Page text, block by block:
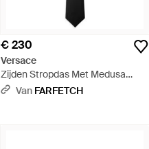
€ 230
Versace
Zijden Stropdas Met Medusa
Patroon - Wit
Van FARFETCH